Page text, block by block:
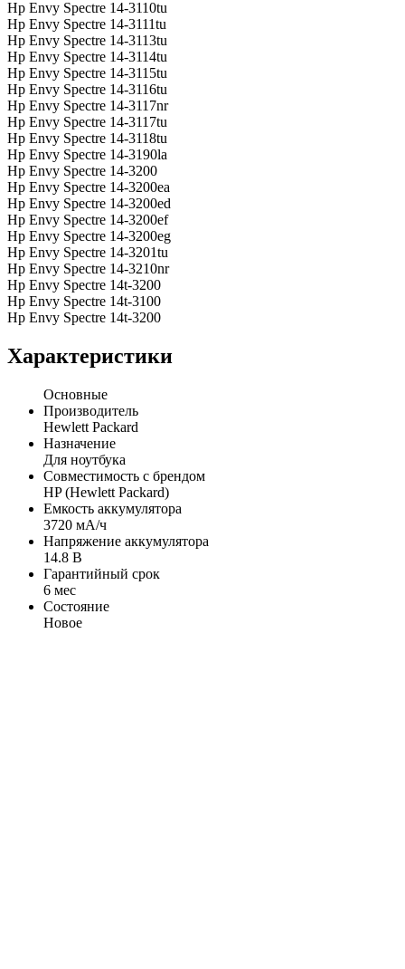
Hp Envy Spectre 14-3110tu
Hp Envy Spectre 14-3111tu
Hp Envy Spectre 14-3113tu
Hp Envy Spectre 14-3114tu
Hp Envy Spectre 14-3115tu
Hp Envy Spectre 14-3116tu
Hp Envy Spectre 14-3117nr
Hp Envy Spectre 14-3117tu
Hp Envy Spectre 14-3118tu
Hp Envy Spectre 14-3190la
Hp Envy Spectre 14-3200
Hp Envy Spectre 14-3200ea
Hp Envy Spectre 14-3200ed
Hp Envy Spectre 14-3200ef
Hp Envy Spectre 14-3200eg
Hp Envy Spectre 14-3201tu
Hp Envy Spectre 14-3210nr
Hp Envy Spectre 14t-3200
Hp Envy Spectre 14t-3100
Hp Envy Spectre 14t-3200
Характеристики
Основные
Производитель
Hewlett Packard
Назначение
Для ноутбука
Совместимость с брендом
HP (Hewlett Packard)
Емкость аккумулятора
3720 мА/ч
Напряжение аккумулятора
14.8 В
Гарантийный срок
6 мес
Состояние
Новое